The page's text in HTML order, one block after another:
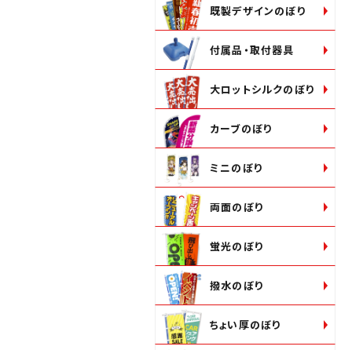
既製デザインのぼり
付属品・取付器具
大ロットシルクのぼり
カーブのぼり
ミニのぼり
両面のぼり
蛍光のぼり
撥水のぼり
ちょい厚のぼり